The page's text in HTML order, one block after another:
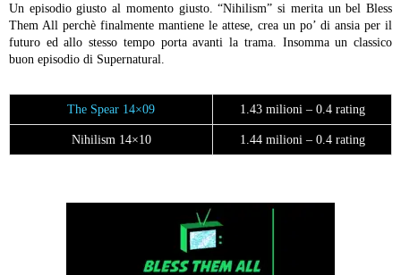
Un episodio giusto al momento giusto. “Nihilism” si merita un bel Bless
Them All perchè finalmente mantiene le attese, crea un po’ di ansia per il
futuro ed allo stesso tempo porta avanti la trama. Insomma un classico
buon episodio di Supernatural.
The Spear 14×09 1.43 milioni – 0.4 rating
Nihilism 14×10 1.44 milioni – 0.4 rating